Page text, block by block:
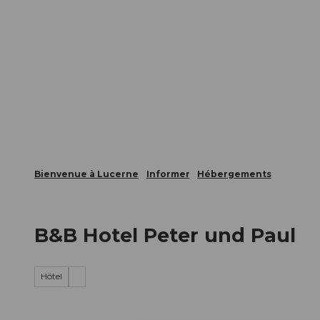
Bienvenue à Lucerne Informer Hébergements
B&B Hotel Peter und Paul
Hôtel